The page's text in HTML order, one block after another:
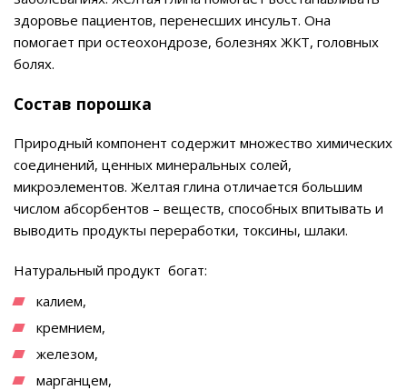
здоровье пациентов, перенесших инсульт. Она
помогает при остеохондрозе, болезнях ЖКТ, головных
болях.
Состав порошка
Природный компонент содержит множество химических
соединений, ценных минеральных солей,
микроэлементов. Желтая глина отличается большим
числом абсорбентов – веществ, способных впитывать и
выводить продукты переработки, токсины, шлаки.
Натуральный продукт богат:
калием,
кремнием,
железом,
марганцем,